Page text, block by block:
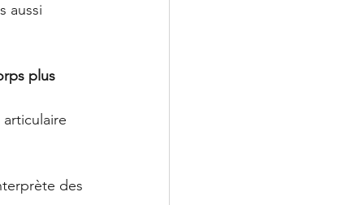
aussi
plus
des